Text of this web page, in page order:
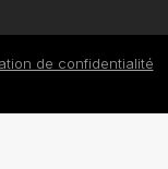
de confidentialité